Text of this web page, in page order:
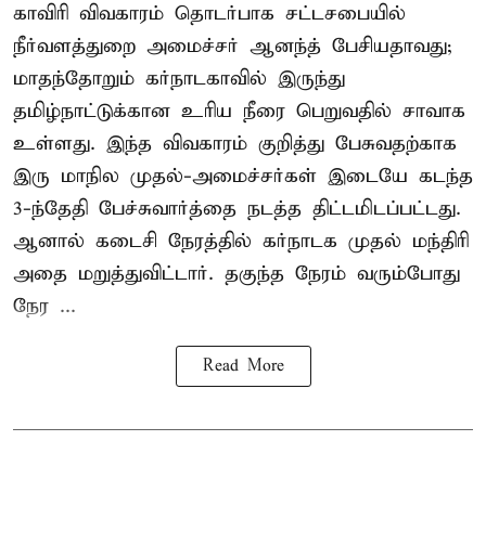
காவிரி விவகாரம் தொடர்பாக சட்டசபையில்
நீர்வளத்துறை அமைச்சர் ஆனந்த் பேசியதாவது;
மாதந்தோறும் கர்நாடகாவில் இருந்து
தமிழ்நாட்டுக்கான உரிய நீரை பெறுவதில் சாவாக
உள்ளது. இந்த விவகாரம் குறித்து பேசுவதற்காக
இரு மாநில முதல்-அமைச்சர்கள் இடையே கடந்த
3-ந்தேதி பேச்சுவார்த்தை நடத்த திட்டமிடப்பட்டது.
ஆனால் கடைசி நேரத்தில் கர்நாடக முதல் மந்திரி
அதை மறுத்துவிட்டார். தகுந்த நேரம் வரும்போது
நேர ...
Read More